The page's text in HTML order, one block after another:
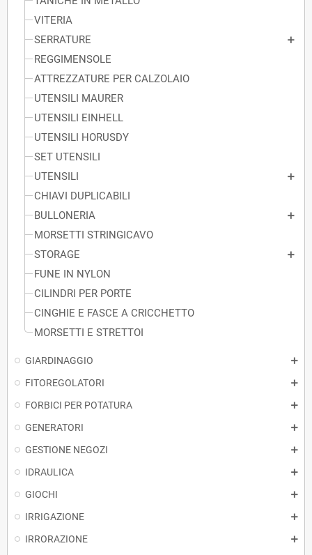
VITERIA
SERRATURE
REGGIMENSOLE
ATTREZZATURE PER CALZOLAIO
UTENSILI MAURER
UTENSILI EINHELL
UTENSILI HORUSDY
SET UTENSILI
UTENSILI
CHIAVI DUPLICABILI
BULLONERIA
MORSETTI STRINGICAVO
STORAGE
FUNE IN NYLON
CILINDRI PER PORTE
CINGHIE E FASCE A CRICCHETTO
MORSETTI E STRETTOI
GIARDINAGGIO
FITOREGOLATORI
FORBICI PER POTATURA
GENERATORI
GESTIONE NEGOZI
IDRAULICA
GIOCHI
IRRIGAZIONE
IRRORAZIONE